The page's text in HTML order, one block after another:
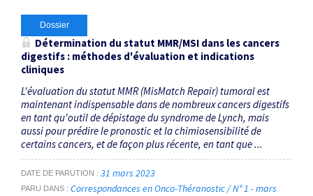
Dossier
Détermination du statut MMR/MSI dans les cancers
digestifs : méthodes d'évaluation et indications
cliniques
L'évaluation du statut MMR (MisMatch Repair) tumoral est
maintenant indispensable dans de nombreux cancers digestifs
en tant qu'outil de dépistage du syndrome de Lynch, mais
aussi pour prédire le pronostic et la chimiosensibilité de
certains cancers, et de façon plus récente, en tant que ...
DATE DE PARUTION 31 mars 2023
PARU DANS
Correspondances en Onco-Théranostic / N° 1 - mars